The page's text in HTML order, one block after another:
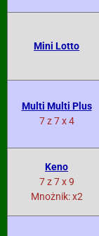
Mini Lotto
Multi Multi Plus
7 z 7 x 4
Keno
7 z 7 x 9
Mnożnik: x2